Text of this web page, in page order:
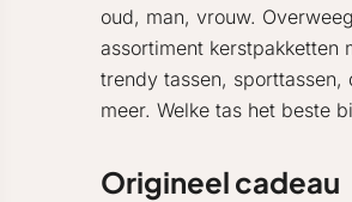
oud, man, vrouw.
assortiment kerstpakketten
trendy tassen, sporttassen,
meer. Welke tas het beste
Origineel cadeau